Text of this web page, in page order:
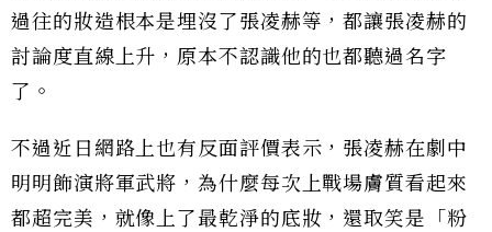
過往的妝造根本是埋沒了張凌赫等，都讓張凌赫的
討論度直線上升，原本不認識他的也都聽過名字
了。
不過近日網路上也有反面評價表示，張凌赫在劇中
明明飾演將軍武將，為什麼每次上戰場膚質看起來
都超完美，就像上了最乾淨的底妝，還取笑是「粉